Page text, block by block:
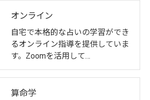
オンライン
自宅で本格的な占いの学習ができ
るオンライン指導を提供していま
す。Zoomを活用して…
算命学